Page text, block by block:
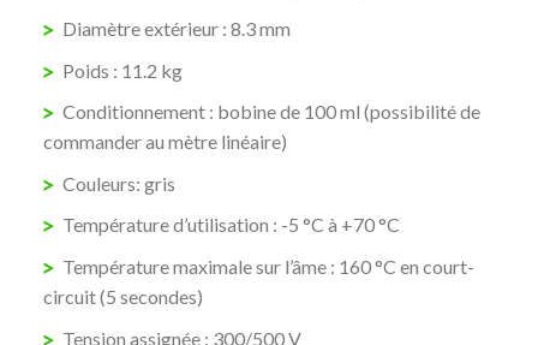
Diamètre extérieur : 8.3 mm
Poids : 11.2 kg
Conditionnement : bobine de 100 ml (possibilité de
commander au mètre linéaire)
Couleurs: gris
Température d’utilisation : -5 °C à +70 °C
Température maximale sur l’âme : 160 °C en court-
circuit (5 secondes)
Tension assignée : 300/500 V